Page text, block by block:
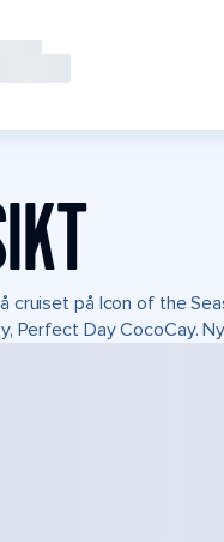
på Icon of the
Perfect Day CocoCay.